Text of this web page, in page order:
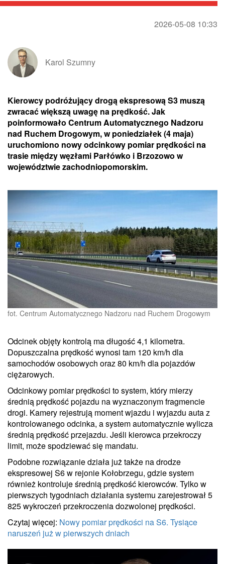
2026-05-08 10:33
Karol Szumny
Kierowcy podróżujący drogą ekspresową S3 muszą
zwracać większą uwagę na prędkość. Jak
poinformowało Centrum Automatycznego Nadzoru
nad Ruchem Drogowym, w poniedziałek (4 maja)
uruchomiono nowy odcinkowy pomiar prędkości na
trasie między węzłami Parłówko i Brzozowo w
województwie zachodniopomorskim.
fot. Centrum Automatycznego Nadzoru nad Ruchem Drogowym
Odcinek objęty kontrolą ma długość 4,1 kilometra.
Dopuszczalna prędkość wynosi tam 120 km/h dla
samochodów osobowych oraz 80 km/h dla pojazdów
ciężarowych.
Odcinkowy pomiar prędkości to system, który mierzy
średnią prędkość pojazdu na wyznaczonym fragmencie
drogi. Kamery rejestrują moment wjazdu i wyjazdu auta z
kontrolowanego odcinka, a system automatycznie wylicza
średnią prędkość przejazdu. Jeśli kierowca przekroczy
limit, może spodziewać się mandatu.
Podobne rozwiązanie działa już także na drodze
ekspresowej S6 w rejonie Kołobrzegu, gdzie system
również kontroluje średnią prędkość kierowców. Tylko w
pierwszych tygodniach działania systemu zarejestrował 5
825 wykroczeń przekroczenia dozwolonej prędkości.
Czytaj więcej: Nowy pomiar prędkości na S6. Tysiące
naruszeń już w pierwszych dniach